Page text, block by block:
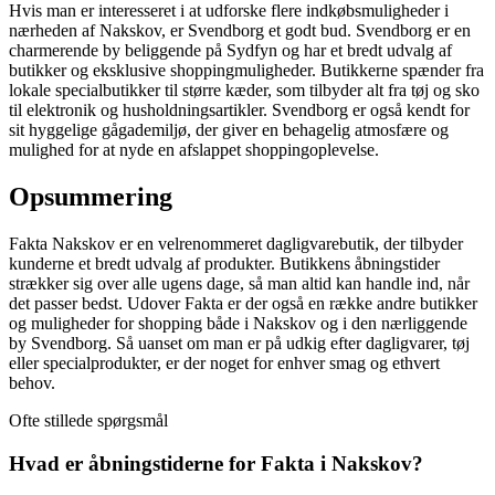
Hvis man er interesseret i at udforske flere indkøbsmuligheder i
nærheden af Nakskov, er Svendborg et godt bud. Svendborg er en
charmerende by beliggende på Sydfyn og har et bredt udvalg af
butikker og eksklusive shoppingmuligheder. Butikkerne spænder fra
lokale specialbutikker til større kæder, som tilbyder alt fra tøj og sko
til elektronik og husholdningsartikler. Svendborg er også kendt for
sit hyggelige gågademiljø, der giver en behagelig atmosfære og
mulighed for at nyde en afslappet shoppingoplevelse.
Opsummering
Fakta Nakskov er en velrenommeret dagligvarebutik, der tilbyder
kunderne et bredt udvalg af produkter. Butikkens åbningstider
strækker sig over alle ugens dage, så man altid kan handle ind, når
det passer bedst. Udover Fakta er der også en række andre butikker
og muligheder for shopping både i Nakskov og i den nærliggende
by Svendborg. Så uanset om man er på udkig efter dagligvarer, tøj
eller specialprodukter, er der noget for enhver smag og ethvert
behov.
Ofte stillede spørgsmål
Hvad er åbningstiderne for Fakta i Nakskov?